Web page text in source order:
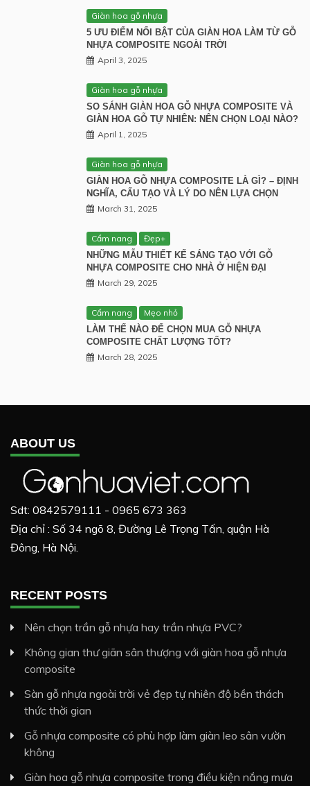
Giàn hoa gỗ nhựa
5 ƯU ĐIỂM NỔI BẬT CỦA GIÀN HOA LÀM TỪ GỖ
NHỰA COMPOSITE NGOÀI TRỜI
April 3, 2025
Giàn hoa gỗ nhựa
SO SÁNH GIÀN HOA GỖ NHỰA COMPOSITE VÀ
GIÀN HOA GỖ TỰ NHIÊN: NÊN CHỌN LOẠI NÀO?
April 1, 2025
Giàn hoa gỗ nhựa
GIÀN HOA GỖ NHỰA COMPOSITE LÀ GÌ? – ĐỊNH
NGHĨA, CẤU TẠO VÀ LÝ DO NÊN LỰA CHỌN
March 31, 2025
Cẩm nang
Đẹp+
NHỮNG MẪU THIẾT KẾ SÁNG TẠO VỚI GỖ
NHỰA COMPOSITE CHO NHÀ Ở HIỆN ĐẠI
March 29, 2025
Cẩm nang
Mẹo nhỏ
LÀM THẾ NÀO ĐỂ CHỌN MUA GỖ NHỰA
COMPOSITE CHẤT LƯỢNG TỐT?
March 28, 2025
ABOUT US
Sdt: 0842579111 - 0965 673 363
Địa chỉ : Số 34 ngõ 8, Đường Lê Trọng Tấn, quận Hà
Đông, Hà Nội.
RECENT POSTS
Nên chọn trần gỗ nhựa hay trần nhựa PVC?
Không gian thư giãn sân thượng với giàn hoa gỗ nhựa
composite
Sàn gỗ nhựa ngoài trời vẻ đẹp tự nhiên độ bền thách
thức thời gian
Gỗ nhựa composite có phù hợp làm giàn leo sân vườn
không
Giàn hoa gỗ nhựa composite trong điều kiện nắng mưa